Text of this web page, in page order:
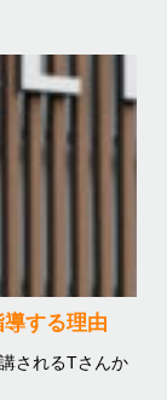
する理由
されるTさんか